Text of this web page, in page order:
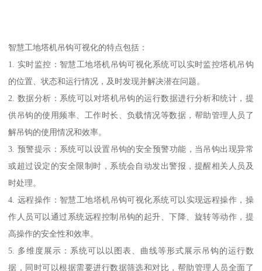
智慧工地塔机吊钩可视化的特点包括：
1. 实时监控：智慧工地塔机吊钩可视化系统可以实时监控塔机吊钩
的位置、状态和运行情况，及时发现并解决潜在问题。
2. 数据分析：系统可以对塔机吊钩的运行数据进行分析和统计，提
供吊钩的使用频率、工作时长、负载情况等数据，帮助管理人员了
解吊钩的使用情况和效率。
3. 预警提示：系统可以设置吊钩的安全预警功能，当吊钩出现异常
或超过设定的安全限制时，系统会自动发出警报，提醒相关人员及
时处理。
4. 远程操作：智慧工地塔机吊钩可视化系统可以实现远程操作，操
作人员可以通过系统远程控制吊钩的起升、下降、旋转等动作，提
高操作的安全性和效率。
5. 多维度展示：系统可以以图表、曲线等形式展示吊钩的运行数
据，同时可以根据需要进行数据筛选和对比，帮助管理人员全面了